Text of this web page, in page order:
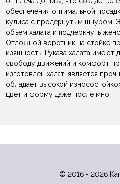
обеспечения оптимальной
кулиса с продернутым шнуром.
объем халата и подчеркнуть
Отложной воротник на стойке
изящность. Рукава халата имеют
свободу движений и комфорт
изготовлен халат, является
обладает высокой
цвет и форму даже после мно
© 2016 - 2026